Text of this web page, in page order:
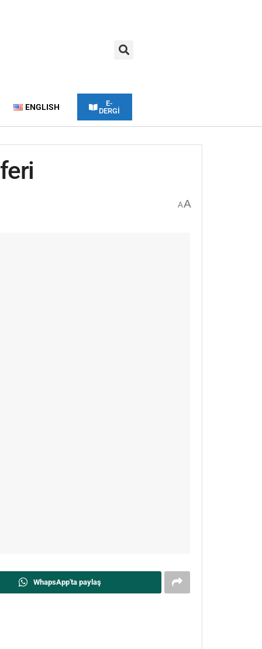
ENGLISH
E-
DERGİ
AA
WhapsApp'ta paylaş